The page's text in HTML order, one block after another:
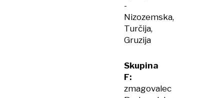
-
Nizozemska,
Turčija,
Gruzija
Skupina
F:
zmagovalec